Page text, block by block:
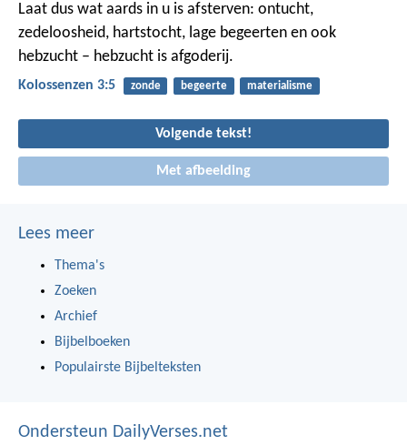
Laat dus wat aards in u is afsterven: ontucht,
zedeloosheid, hartstocht, lage begeerten en ook
hebzucht – hebzucht is afgoderij.
Kolossenzen 3:5 zonde begeerte materialisme
Volgende tekst!
Met afbeelding
Lees meer
Thema's
Zoeken
Archief
Bijbelboeken
Populairste Bijbelteksten
Ondersteun DailyVerses.net